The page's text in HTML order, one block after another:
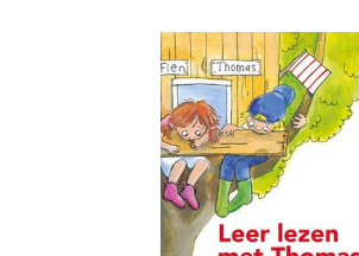
Schrijf hieronder je review!